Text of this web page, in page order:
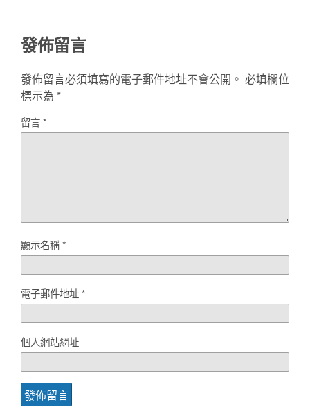
發佈留言
發佈留言必須填寫的電子郵件地址不會公開。 必填欄位
標示為 *
留言*
顯示名稱*
電子郵件地址*
個人網站網址